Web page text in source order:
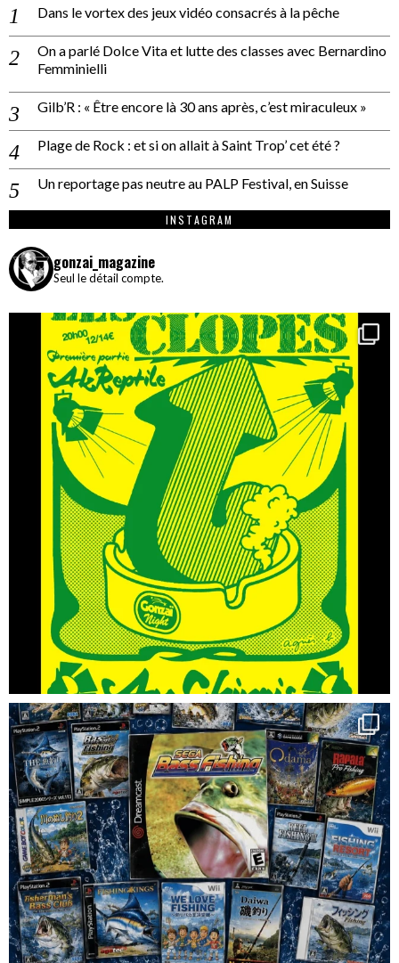
Dans le vortex des jeux vidéo consacrés à la pêche
On a parlé Dolce Vita et lutte des classes avec Bernardino
Femminielli
Gilb’R : « Être encore là 30 ans après, c’est miraculeux »
Plage de Rock : et si on allait à Saint Trop’ cet été ?
Un reportage pas neutre au PALP Festival, en Suisse
INSTAGRAM
gonzai_magazine
Seul le détail compte.